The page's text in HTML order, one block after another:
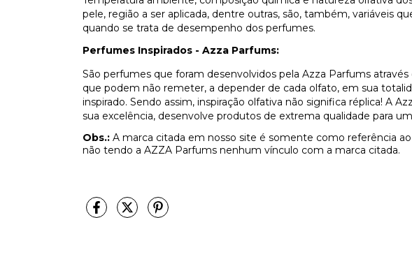
pele, região a ser aplicada, dentre outras, são, também, variáveis
quando se trata de desempenho dos perfumes.
Perfumes Inspirados - Azza Parfums:
São perfumes que foram desenvolvidos pela Azza Parfums
que podem não remeter, a depender de cada olfato, em sua
inspirado. Sendo assim, inspiração olfativa não significa réplica! A
sua excelência, desenvolve produtos de extrema qualidade para
Obs.: A marca citada em nosso site é somente como referência
não tendo a AZZA Parfums nenhum vínculo com a marca citada.